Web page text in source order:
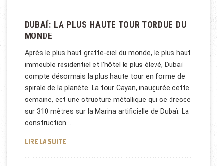
DUBAÏ: LA PLUS HAUTE TOUR TORDUE DU
MONDE
Après le plus haut gratte-ciel du monde, le plus haut
immeuble résidentiel et l’hôtel le plus élevé, Dubaï
compte désormais la plus haute tour en forme de
spirale de la planète. La tour Cayan, inaugurée cette
semaine, est une structure métallique qui se dresse
sur 310 mètres sur la Marina artificielle de Dubaï. La
construction …
LIRE LA SUITEDUBAÏ: LA PLUS HAUTE TOUR TORDUE DU MONDE